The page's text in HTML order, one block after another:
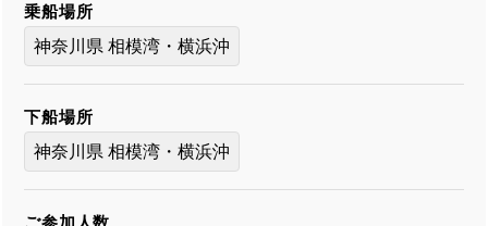
乗船場所
神奈川県 相模湾・横浜沖
下船場所
神奈川県 相模湾・横浜沖
ご参加人数